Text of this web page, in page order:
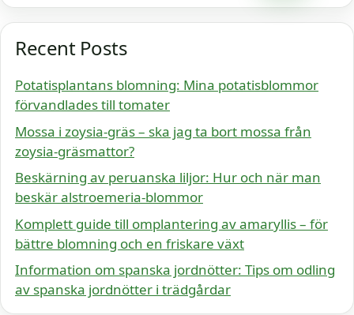
Recent Posts
Potatisplantans blomning: Mina potatisblommor
förvandlades till tomater
Mossa i zoysia-gräs – ska jag ta bort mossa från
zoysia-gräsmattor?
Beskärning av peruanska liljor: Hur och när man
beskär alstroemeria-blommor
Komplett guide till omplantering av amaryllis – för
bättre blomning och en friskare växt
Information om spanska jordnötter: Tips om odling
av spanska jordnötter i trädgårdar